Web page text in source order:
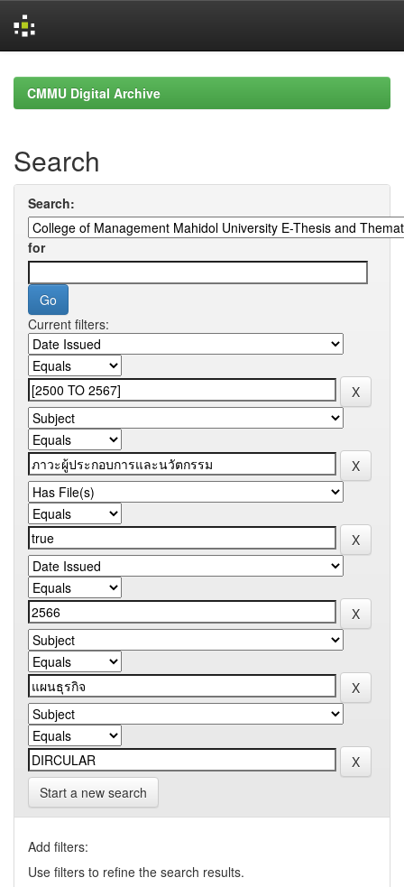
navigationCMMU Digital Archive
Search
Search:
for
Current filters:
Start a new search
Add filters:
Use filters to refine the search results.